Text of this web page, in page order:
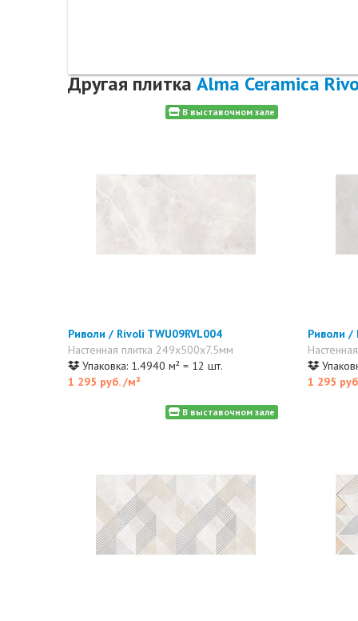
Другая плиткаAlma Ceramica
В выставочном зале
Риволи / Rivoli TWU09RVL004
Настенная плитка 249x500x7.5мм
Упаковка: 1.4940 м² = 12 шт.
1 295 руб./м²
Риволи /
1 295
В выставочном зале